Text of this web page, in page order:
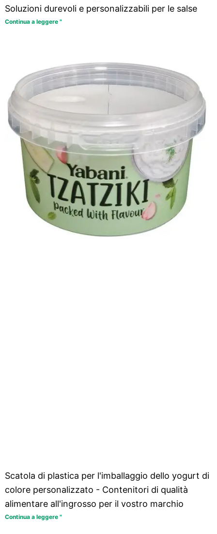
Soluzioni durevoli e personalizzabili per le salse
Continua a leggere "
Scatola di plastica per l'imballaggio dello yogurt di
colore personalizzato - Contenitori di qualità
alimentare all'ingrosso per il vostro marchio
Continua a leggere "